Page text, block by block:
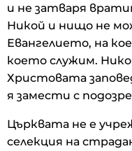
и не затваря
Никой и нищо не
Евангелието, на
което служим.
Христовата
я замести с
Църквата не е
селекция на